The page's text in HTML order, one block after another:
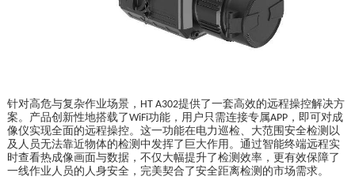
针对高危与复杂作业场景， HT A302提供了一套高效的远程操控解决方
案。产品创新性地搭载了WiFi功能，用户只需连接专属APP，即可对成
像仪实现全面的远程操控。这一功能在电力巡检、大范围安全检测以
及人员无法靠近物体的检测中发挥了巨大作用。通过智能终端远程实
时查看热成像画面与数据，不仅大幅提升了检测效率，更有效保障了
一线作业人员的人身安全，完美契合了安全距离检测的市场需求。